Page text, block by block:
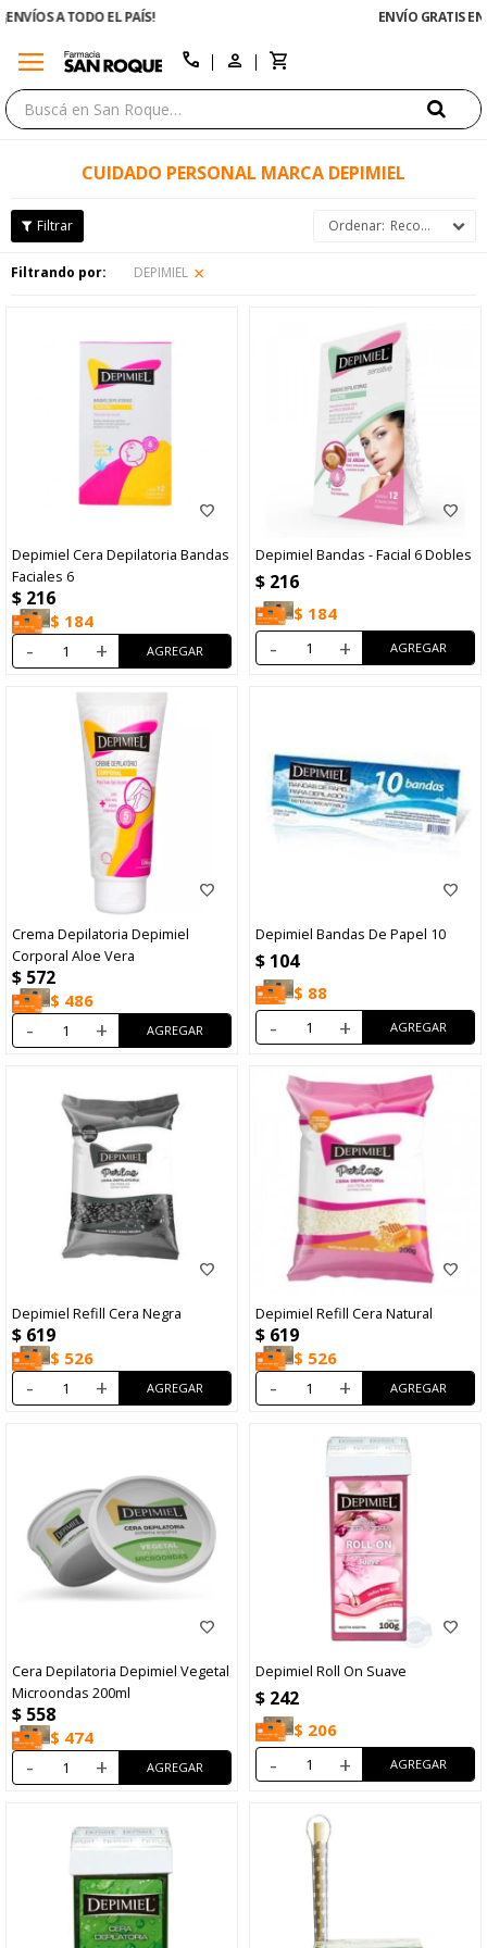
ENVÍO GRATIS EN COMPRAS +$1500 CON CUPÓN "ENVÍO"
menu call
CUIDADO PERSONAL MARCA DEPIMIEL
Recomendados
Filtrando por: DEPIMIEL
Depimiel Cera Depilatoria Bandas
Faciales 6
$ 216
$ 184
- +
Depimiel Bandas - Facial 6 Dobles
$ 216
$ 184
- +
Crema Depilatoria Depimiel
Corporal Aloe Vera
$ 572
$ 486
- +
Depimiel Bandas De Papel 10
$ 104
$ 88
- +
Depimiel Refill Cera Negra
$ 619
$ 526
- +
Depimiel Refill Cera Natural
$ 619
$ 526
- +
Cera Depilatoria Depimiel Vegetal
Microondas 200ml
$ 558
$ 474
- +
Depimiel Roll On Suave
$ 242
$ 206
- +
close